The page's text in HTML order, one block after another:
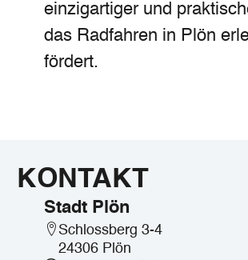
einzigartiger und
das Radfahren in Plön
fördert.
KONTAKT
Stadt Plön
Schlossberg 3-4
24306 Plön